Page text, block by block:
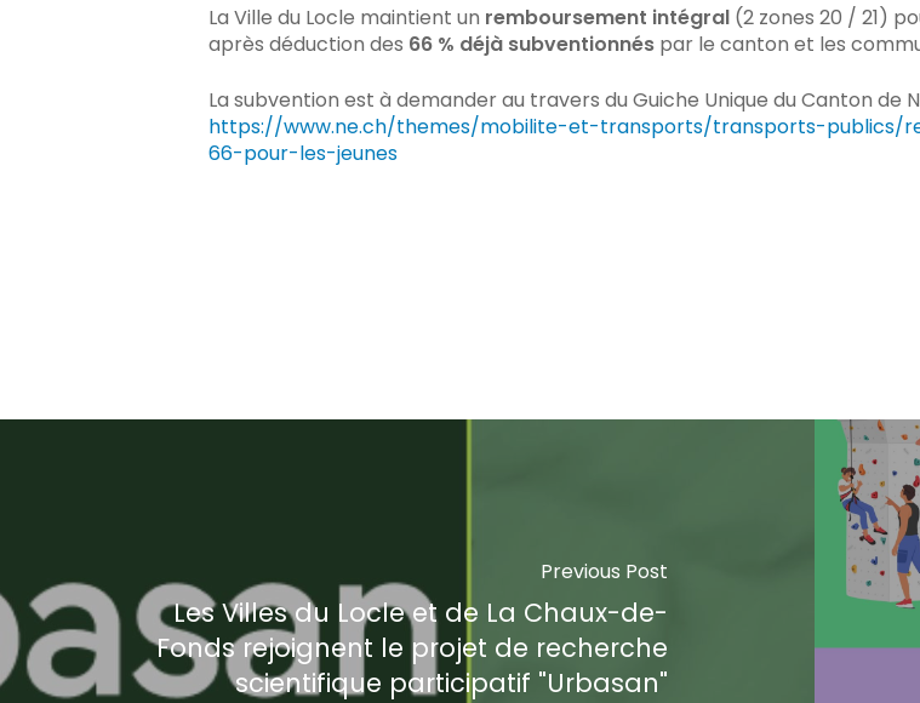
La Ville du Locle maintient un remboursement intégral (2 zones 20 / 21)
après déduction des 66 % déjà subventionnés par le canton et les
La subvention est à demander au travers du Guiche Unique du Canton de
https://www.ne.ch/themes/mobilite-et-transports/transports-publics/
66-pour-les-jeunes
Previous Post
Les Villes du Locle et de La Chaux-de-
Fonds rejoignent le projet de recherche
scientifique participatif "Urbasan"